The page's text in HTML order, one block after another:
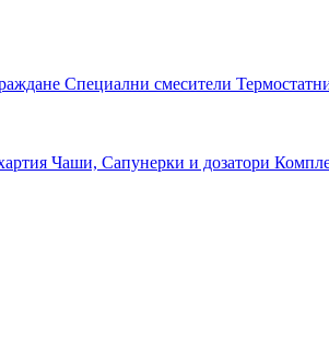
Специални смесители
Чаши, Сапунерки и дозатори